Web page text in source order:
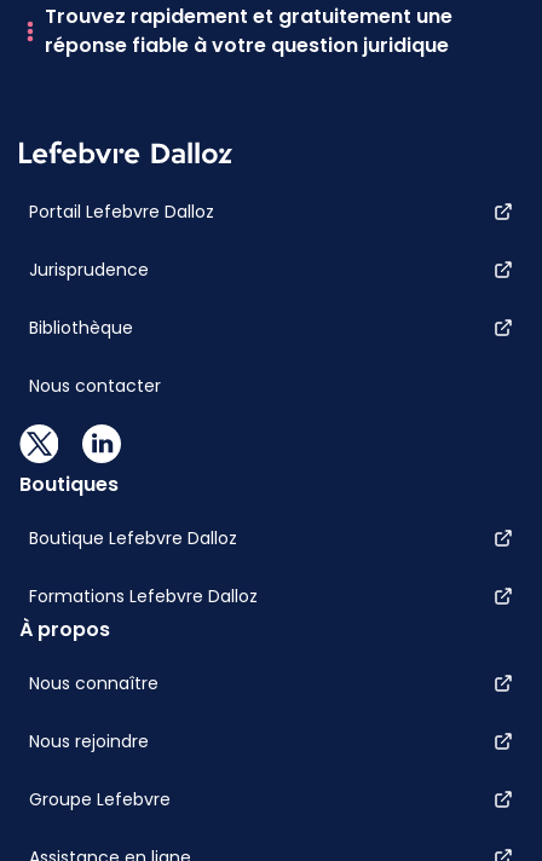
Trouvez rapidement et gratuitement une
réponse fiable à votre question juridique
Portail Lefebvre Dalloz
Jurisprudence
Bibliothèque
Nous contacter
Boutiques
Boutique Lefebvre Dalloz
Formations Lefebvre Dalloz
À propos
Nous connaître
Nous rejoindre
Groupe Lefebvre